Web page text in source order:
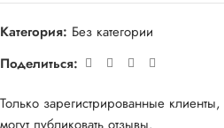
Категория: Без категории
Поделиться:
Только зарегистрированные